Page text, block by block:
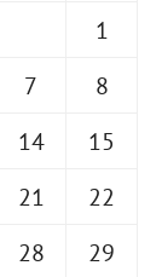
1
7
8
14
15
21
22
28
29